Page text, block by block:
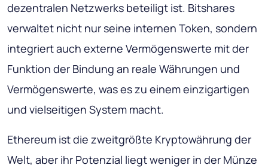
dezentralen Netzwerks beteiligt ist. Bitshares
verwaltet nicht nur seine internen Token, sondern
integriert auch externe Vermögenswerte mit der
Funktion der Bindung an reale Währungen und
Vermögenswerte, was es zu einem einzigartigen
und vielseitigen System macht.
Ethereum ist die zweitgrößte Kryptowährung der
Welt, aber ihr Potenzial liegt weniger in der Münze